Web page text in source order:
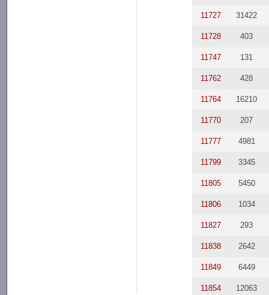
11727 31422
11728 403
11747 131
11762 428
11764 16210
11770 207
11777 4981
11799 3345
11805 5450
11806 1034
11827 293
11838 2642
11849 6449
11854 12063